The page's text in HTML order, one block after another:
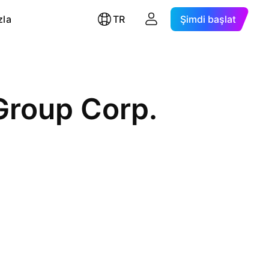
TR Şimdi başlat
Corp.